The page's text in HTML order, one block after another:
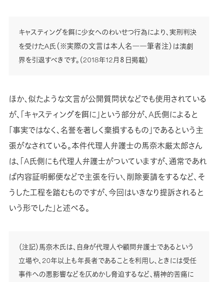
キャスティングを餌に少女へのわいせつ行為により、実刑判決
を受けたA氏（※実際の文言は本人名――筆者注）は演劇
界を引退すべきです。（2018年12月８日掲載）
ほか、似たような文言が公開質問状などでも使用されている
が、「キャスティングを餌に」という部分が、A氏側によると
「事実ではなく、名誉を著しく棄損するもの」であるという主
張がなされている。本件代理人弁護士の馬奈木厳太郎さん
は、「A氏側にも代理人弁護士がついていますが、通常であれ
ば内容証明郵便などで主張を行い、削除要請をするなど、そ
うした工程を踏むものですが、今回はいきなり提訴されると
いう形でした」と述べる。
（注記）馬奈木氏は、自身が代理人や顧問弁護士であるという
立場や、20年以上も年長者であることを利用し、ときには受任
事件への悪影響などを仄めかし脅迫するなど、精神的苦痛に